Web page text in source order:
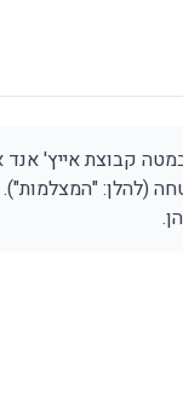
אבטחה (להלן: